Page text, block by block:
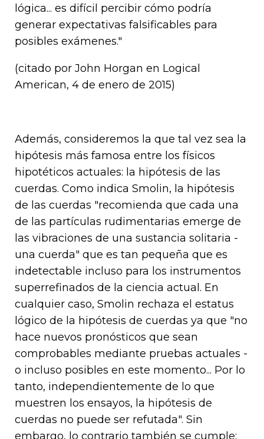
lógica... es difícil percibir cómo podría
generar expectativas falsificables para
posibles exámenes."
(citado por John Horgan en Logical
American, 4 de enero de 2015)
Además, consideremos la que tal vez sea la
hipótesis más famosa entre los físicos
hipotéticos actuales: la hipótesis de las
cuerdas. Como indica Smolin, la hipótesis
de las cuerdas "recomienda que cada una
de las partículas rudimentarias emerge de
las vibraciones de una sustancia solitaria -
una cuerda" que es tan pequeña que es
indetectable incluso para los instrumentos
superrefinados de la ciencia actual. En
cualquier caso, Smolin rechaza el estatus
lógico de la hipótesis de cuerdas ya que "no
hace nuevos pronósticos que sean
comprobables mediante pruebas actuales -
o incluso posibles en este momento... Por lo
tanto, independientemente de lo que
muestren los ensayos, la hipótesis de
cuerdas no puede ser refutada". Sin
embargo, lo contrario también se cumple: